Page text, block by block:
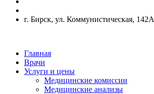
г. Бирск, ул. Коммунистическая, 142А
Главная
Врачи
Услуги и цены
Медицинские комиссии
Медицинские анализы